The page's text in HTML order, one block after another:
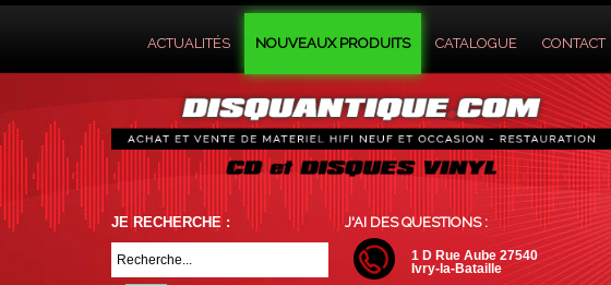
ACTUALITÉS NOUVEAUX PRODUITS CATALOGUE CONTACT
JE RECHERCHE : J'AI DES QUESTIONS :
1 D Rue Aube 27540
Ivry-la-Bataille